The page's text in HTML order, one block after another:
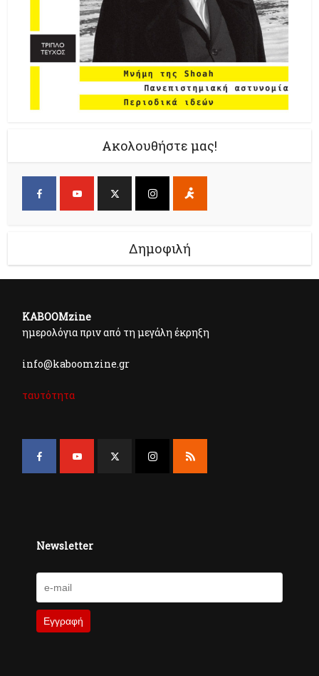
Ακολουθήστε μας!
Δημοφιλή
KABOOMzine
ημερολόγια πριν από τη μεγάλη έκρηξη
info@kaboomzine.gr
ταυτότητα
Newsletter